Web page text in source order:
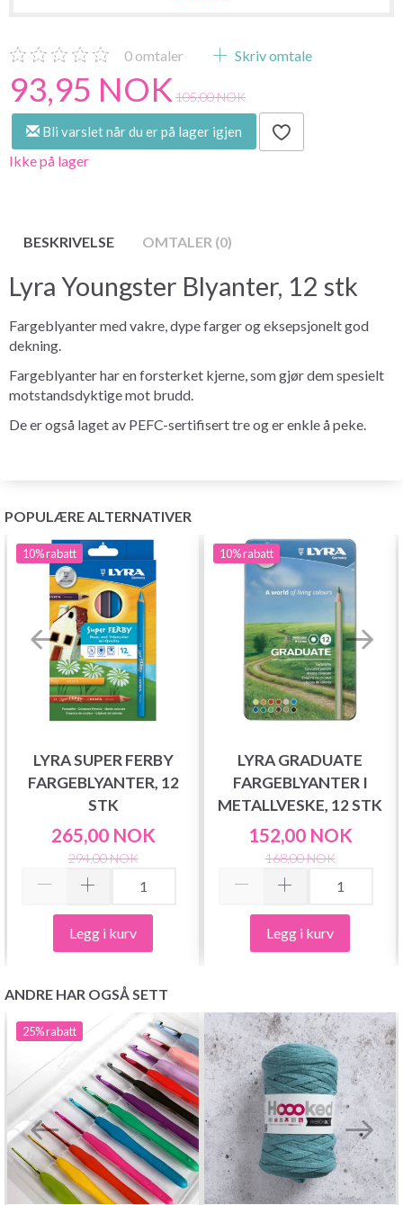
0 omtaler Skriv omtale
93,95 NOK 105,00 NOK
Bli varslet når du er på lager igjen
Ikke på lager
BESKRIVELSE OMTALER (0)
Lyra Youngster Blyanter, 12 stk
Fargeblyanter med vakre, dype farger og eksepsjonelt god
dekning.
Fargeblyanter har en forsterket kjerne, som gjør dem spesielt
motstandsdyktige mot brudd.
De er også laget av PEFC-sertifisert tre og er enkle å peke.
POPULÆRE ALTERNATIVER
10%rabatt
LYRA SUPER FERBY
FARGEBLYANTER, 12
STK
265,00 NOK
294,00 NOK
Legg i kurv
10%rabatt
LYRA GRADUATE
FARGEBLYANTER I
METALLVESKE, 12 STK
152,00 NOK
168,00 NOK
Legg i kurv
ANDRE HAR OGSÅ SETT
25%rabatt